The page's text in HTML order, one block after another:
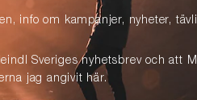
info om kampanjer, nyheter,
Sveriges nyhetsbrev och att
jag angivit här.